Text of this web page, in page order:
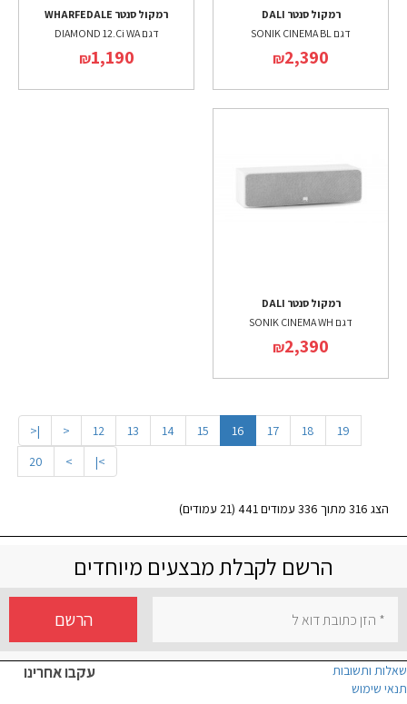
רמקול סנטר DALI
דגם SONIK CINEMA BL
₪2,390
רמקול סנטר WHARFEDALE
דגם DIAMOND 12.Ci WA
₪1,190
רמקול סנטר DALI
דגם SONIK CINEMA WH
₪2,390
|< < 12 13 14 15 16 17 18
19
20
> >|
הצג 316 מתוך 336 עמודים 441 (21 עמודים)
הרשם לקבלת מבצעים מיוחדים
הרשם
עקבו אחרינו
שאלות ותשובות
תנאי שימוש